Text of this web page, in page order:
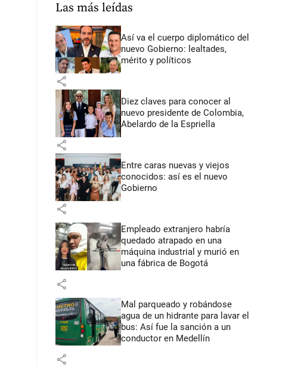
Las más leídas
Así va el cuerpo diplomático del
nuevo Gobierno: lealtades,
mérito y políticos
share
Diez claves para conocer al
nuevo presidente de Colombia,
Abelardo de la Espriella
share
Entre caras nuevas y viejos
conocidos: así es el nuevo
Gobierno
share
Empleado extranjero habría
quedado atrapado en una
máquina industrial y murió en
una fábrica de Bogotá
share
Mal parqueado y robándose
agua de un hidrante para lavar el
bus: Así fue la sanción a un
conductor en Medellín
share